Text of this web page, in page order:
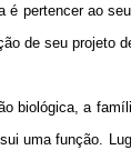
pertencer ao
de seu projeto
biológica, a
uma função.